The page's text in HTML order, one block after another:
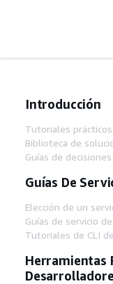
Introducción
Tutoriales prácticos
Biblioteca de
Guías de
Guías De
Elección de un
Guías de servicio de
Tutoriales de CLI
Herramientas